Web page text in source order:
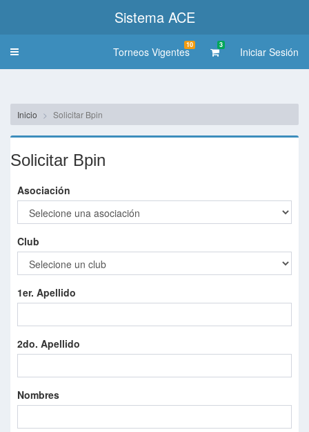
Sistema ACE
Toggle
Torneos Vigentes
10 3
Iniciar Sesión
Inicio Solicitar Bpin
Solicitar Bpin
Asociación
Club
1er. Apellido
2do. Apellido
Nombres